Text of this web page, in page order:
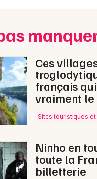
loisirs
Ces
français
vraiment
Sites touristiques et
Ninho en
toute la
billetterie